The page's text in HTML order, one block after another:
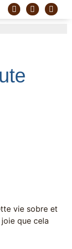
vie sobre et
que cela